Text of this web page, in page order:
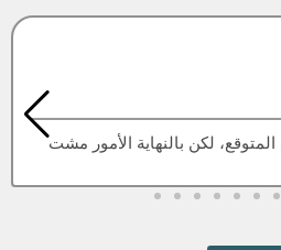
مباع، أتمنى التحديث يكون أسرع